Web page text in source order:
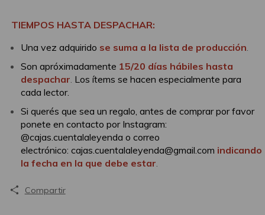
TIEMPOS HASTA DESPACHAR:
Una vez adquirido se suma a la lista de producción
Son apróximadamente 15/20 días hábiles hasta
despachar Los ítems se hacen especialmente para
cada lector.
Si querés que sea un regalo, antes de comprar por favor
ponete en contacto por Instagram:
@cajas.cuentalaleyenda o correo
electrónico: cajas.cuentalaleyenda@gmail.com indicando
la fecha en la que debe estar
Compartir